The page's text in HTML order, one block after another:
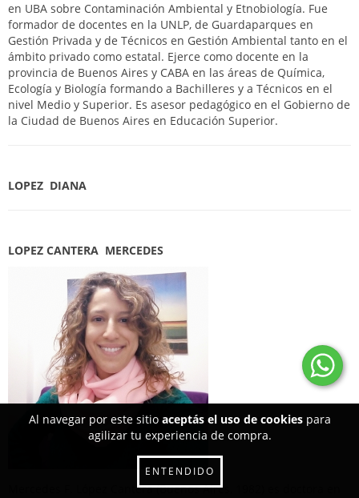
Al navegar por este sitio aceptás el uso de cookiespara
agilizar tu experiencia de compra.
ENTENDIDO
en UBA sobre Contaminación Ambiental y Etnobiología. Fue
formador de docentes en la UNLP, de Guardaparques en
Gestión Privada y de Técnicos en Gestión Ambiental tanto en el
ámbito privado como estatal. Ejerce como docente en la
provincia de Buenos Aires y CABA en las áreas de Química,
Ecología y Biología formando a Bachilleres y a Técnicos en el
nivel Medio y Superior. Es asesor pedagógico en el Gobierno de
la Ciudad de Buenos Aires en Educación Superior.
LOPEZ DIANA
LOPEZ CANTERA MERCEDES
Mercedes F. López Cantera (Buenos Aires, 1982) es doctora en